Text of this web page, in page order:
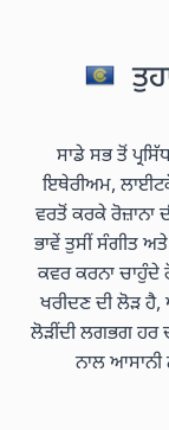
ਸਾਡੇ ਸਭ ਤੋਂ
ਇਥੇਰੀਅਮ,
ਵਰਤੋਂ ਕਰਕੇ ਰੋਜ਼ਾਨਾ
ਭਾਵੇਂ ਤੁਸੀਂ ਸੰਗੀਤ
ਕਵਰ ਕਰਨਾ ਚਾਹੁੰਦੇ
ਖਰੀਦਣ ਦੀ ਲੋੜ ਹੈ,
ਲੋੜੀਂਦੀ ਲਗਭਗ ਹਰ
ਨਾਲ ਆਸਾਨੀ